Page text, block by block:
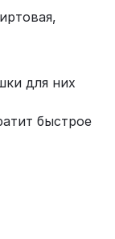
для них
быстрое